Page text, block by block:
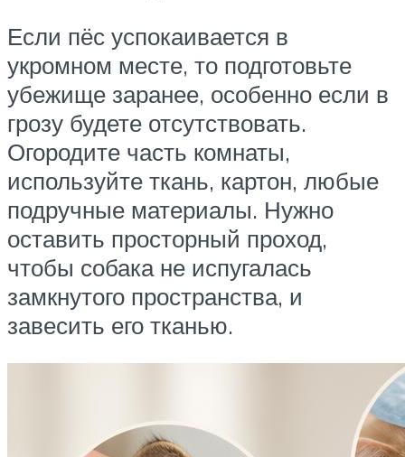
Если пёс успокаивается в
укромном месте, то подготовьте
убежище заранее, особенно если в
грозу будете отсутствовать.
Огородите часть комнаты,
используйте ткань, картон, любые
подручные материалы. Нужно
оставить просторный проход,
чтобы собака не испугалась
замкнутого пространства, и
завесить его тканью.